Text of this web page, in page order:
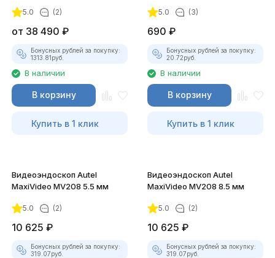
5.0 (2)
от 38 490 ₽
Бонусных рублей за покупку:
1313.81руб.
В наличии
В корзину
Купить в 1 клик
5.0 (3)
690 ₽
Бонусных рублей за покупку:
20.72руб.
В наличии
В корзину
Купить в 1 клик
Видеоэндоскоп Autel
MaxiVideo MV208 5.5 мм
5.0 (2)
10 625 ₽
Бонусных рублей за покупку:
319.07руб.
Видеоэндоскоп Autel
MaxiVideo MV208 8.5 мм
5.0 (2)
10 625 ₽
Бонусных рублей за покупку:
319.07руб.